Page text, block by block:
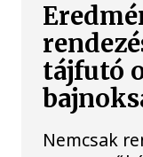
tájfutó
Nemcsak